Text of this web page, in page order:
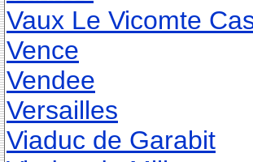
Vaux Le Vicomte
Vence
Vendee
Versailles
Viaduc de Garabit